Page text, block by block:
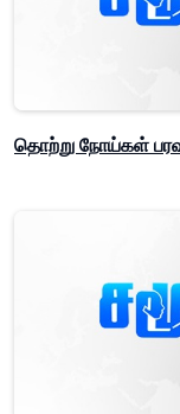
தொற்று நோய்கள்